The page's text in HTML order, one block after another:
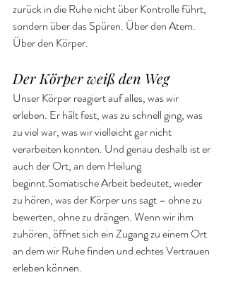
zurück in die Ruhe nicht über Kontrolle führt,
sondern über das Spüren. Über den Atem.
Über den Körper.
Der Körper weiß den Weg
Unser Körper reagiert auf alles, was wir
erleben. Er hält fest, was zu schnell ging, was
zu viel war, was wir vielleicht gar nicht
verarbeiten konnten. Und genau deshalb ist er
auch der Ort, an dem Heilung
beginnt.Somatische Arbeit bedeutet, wieder
zu hören, was der Körper uns sagt – ohne zu
bewerten, ohne zu drängen. Wenn wir ihm
zuhören, öffnet sich ein Zugang zu einem Ort
an dem wir Ruhe finden und echtes Vertrauen
erleben können.